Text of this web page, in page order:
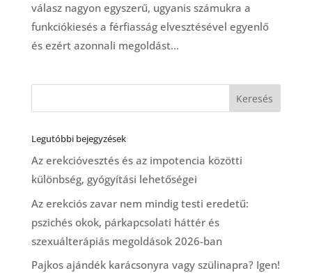
válasz nagyon egyszerű, ugyanis számukra a
funkciókiesés a férfiasság elvesztésével egyenlő
és ezért azonnali megoldást...
Legutóbbi bejegyzések
Az erekcióvesztés és az impotencia közötti
különbség, gyógyítási lehetőségei
Az erekciós zavar nem mindig testi eredetű:
pszichés okok, párkapcsolati háttér és
szexuálterápiás megoldások 2026-ban
Pajkos ajándék karácsonyra vagy szülinapra? Igen!